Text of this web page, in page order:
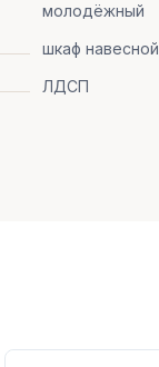
молодёжный
шкаф навесной
ЛДСП